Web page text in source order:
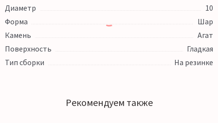
Диаметр
10
Форма
Шар
Камень
Агат
Поверхность
Гладкая
Тип сборки
На резинке
Рекомендуем также